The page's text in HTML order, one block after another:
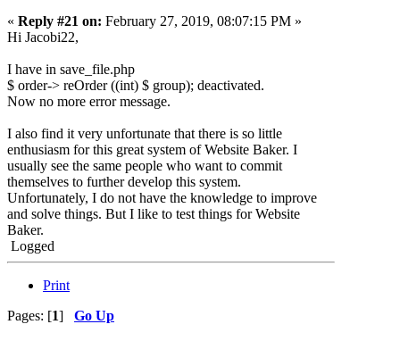
« Reply #21 on: February 27, 2019, 08:07:15 PM »
Hi Jacobi22,
I have in save_file.php
$ order-> reOrder ((int) $ group); deactivated.
Now no more error message.
I also find it very unfortunate that there is so little
enthusiasm for this great system of Website Baker. I
usually see the same people who want to commit
themselves to further develop this system.
Unfortunately, I do not have the knowledge to improve
and solve things. But I like to test things for Website
Baker.
Logged
Print
Pages: [1] Go Up